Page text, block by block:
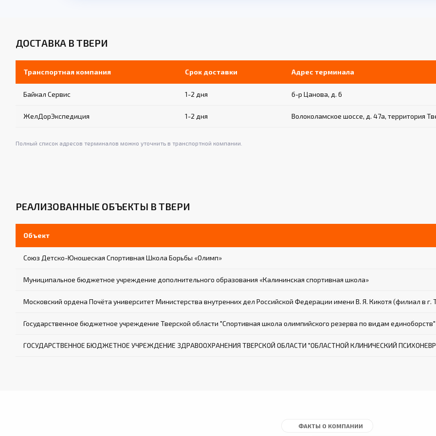
ДОСТАВКА В ТВЕРИ
Транспортная компания Срок доставки Адрес терминала
Байкал Сервис 1-2 дня б-р Цанова, д. 6
ЖелДорЭкспедиция 1-2 дня Волоколамское шоссе, д. 47а, территория
Полный список адресов терминалов можно уточнить в транспортной компании.
РЕАЛИЗОВАННЫЕ ОБЪЕКТЫ В ТВЕРИ
Объект
Союз Детско-Юношеская Спортивная Школа Борьбы «Олимп»
Муниципальное бюджетное учреждение дополнительного образования «Калининская спортивная школа»
Московский ордена Почёта университет Министерства внутренних дел Российской Федерации имени В. Я. Кикотя (филиал в г.
Государственное бюджетное учреждение Тверской области "Спортивная школа олимпийского резерва по видам единоборств"
ГОСУДАРСТВЕННОЕ БЮДЖЕТНОЕ УЧРЕЖДЕНИЕ ЗДРАВООХРАНЕНИЯ ТВЕРСКОЙ ОБЛАСТИ "ОБЛАСТНОЙ КЛИНИЧЕСКИЙ
ФАКТЫ О КОМПАНИИ